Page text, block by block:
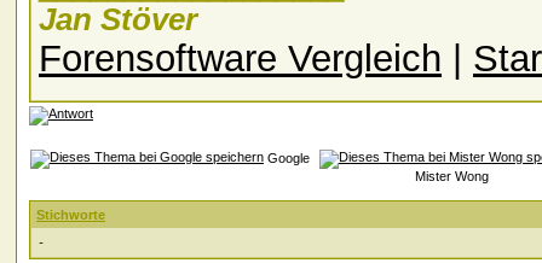
Jan Stöver
Forensoftware Vergleich |
Google
Mister Wong
Stichworte
-